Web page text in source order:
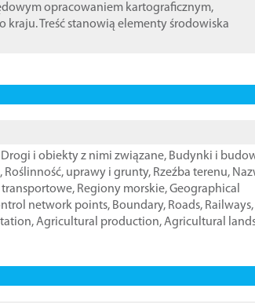
opracowaniem kartograficznym,
Treść stanowią elementy środowiska
Drogi i obiekty z nimi związane, Budynki i
, Roślinność, uprawy i grunty, Rzeźba terenu,
transportowe, Regiony morskie,Geographical
network points, Boundary, Roads, Railways,
,Agricultural production,Agricultural